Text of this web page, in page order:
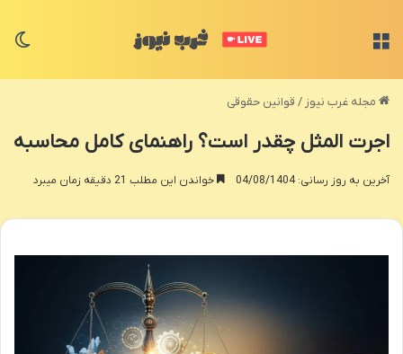
مجله غرب نیوز / قوانین حقوقی
اجرت المثل چقدر است؟ راهنمای کامل محاسبه
آخرین به روز رسانی: 04/08/1404 خواندن این مطلب 21 دقیقه زمان میبرد